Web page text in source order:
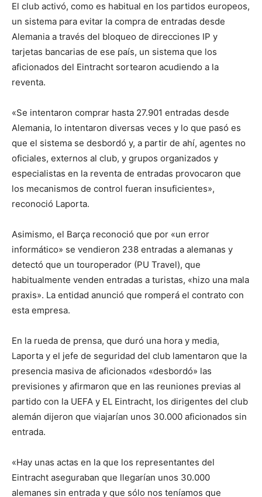
El club activó, como es habitual en los partidos europeos,
un sistema para evitar la compra de entradas desde
Alemania a través del bloqueo de direcciones IP y
tarjetas bancarias de ese país, un sistema que los
aficionados del Eintracht sortearon acudiendo a la
reventa.
«Se intentaron comprar hasta 27.901 entradas desde
Alemania, lo intentaron diversas veces y lo que pasó es
que el sistema se desbordó y, a partir de ahí, agentes no
oficiales, externos al club, y grupos organizados y
especialistas en la reventa de entradas provocaron que
los mecanismos de control fueran insuficientes»,
reconoció Laporta.
Asimismo, el Barça reconoció que por «un error
informático» se vendieron 238 entradas a alemanas y
detectó que un touroperador (PU Travel), que
habitualmente venden entradas a turistas, «hizo una mala
praxis». La entidad anunció que romperá el contrato con
esta empresa.
En la rueda de prensa, que duró una hora y media,
Laporta y el jefe de seguridad del club lamentaron que la
presencia masiva de aficionados «desbordó» las
previsiones y afirmaron que en las reuniones previas al
partido con la UEFA y EL Eintracht, los dirigentes del club
alemán dijeron que viajarían unos 30.000 aficionados sin
entrada.
«Hay unas actas en la que los representantes del
Eintracht aseguraban que llegarían unos 30.000
alemanes sin entrada y que sólo nos teníamos que